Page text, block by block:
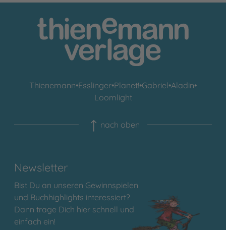
Thienemann•Esslinger•Planet!•Gabriel•Aladin•
Loomlight
nach oben
Newsletter
Bist Du an unseren Gewinnspielen
und Buchhighlights interessiert?
Dann trage Dich hier schnell und
einfach ein!